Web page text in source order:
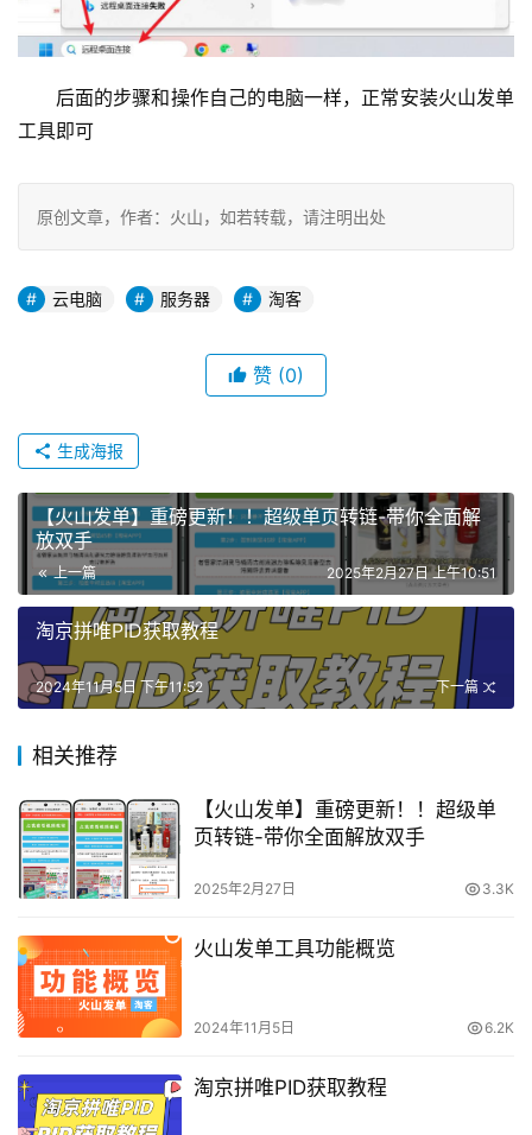
后面的步骤和操作自己的电脑一样，正常安装火山发单
工具即可
原创文章，作者：火山，如若转载，请注明出处
云电脑 服务器 淘客
赞 (0)
生成海报
【火山发单】重磅更新！！超级单页转链-带你全面解
放双手
上一篇 2025年2月27日 上午10:51
淘京拼唯PID获取教程
下一篇
2024年11月5日 下午11:52
相关推荐
【火山发单】重磅更新！！超级单
页转链-带你全面解放双手
2025年2月27日 3.3K
火山发单工具功能概览
2024年11月5日 6.2K
淘京拼唯PID获取教程